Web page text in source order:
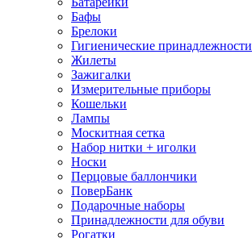
Бафы
Брелоки
Гигиенические принадлежности
Жилеты
Зажигалки
Измерительные приборы
Кошельки
Лампы
Москитная сетка
Набор нитки + иголки
Носки
Перцовые баллончики
ПоверБанк
Подарочные наборы
Принадлежности для обуви
Рогатки